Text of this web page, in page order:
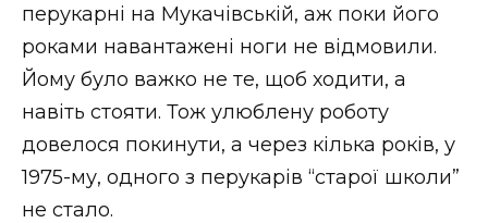
перукарні на Мукачівській, аж поки його
роками навантажені ноги не відмовили.
Йому було важко не те, щоб ходити, а
навіть стояти. Тож улюблену роботу
довелося покинути, а через кілька років, у
1975-му, одного з перукарів “старої школи”
не стало.